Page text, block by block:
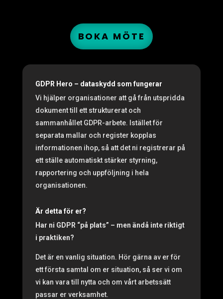
BOKA MÖTE
GDPR Hero – dataskydd som fungerar
Vi hjälper organisationer att gå från utspridda
dokument till ett strukturerat och
sammanhållet GDPR-arbete. Istället för
separata mallar och register kopplas
informationen ihop, så att det ni registrerar på
ett ställe automatiskt stärker styrning,
rapportering och uppföljning i hela
organisationen.
Är detta för er?
Har ni GDPR “på plats” – men ändå inte riktigt
i praktiken?
Det är en vanlig situation. Hör gärna av er för
ett första samtal om er situation, så ser vi om
vi kan vara till nytta och om vårt arbetssätt
passar er verksamhet.